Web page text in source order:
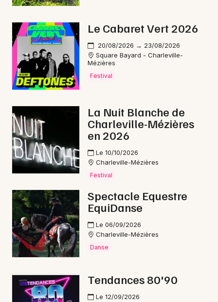
Rap dans le Grand Est
Artistes en tournée
Actus à Givet
Magazine à Givet
08 - Ardennes
Choisir mes départements
Le Cabaret Vert 2026
20/08/2026 → 23/08/2026
Square Bayard - Charleville-
Mézières
Festival
La Nuit Blanche de
Charleville-Mézières
en 2026
Le 10/10/2026
Charleville-Mézières
Festival
Spectacle Equestre
EquiDanse
Le 06/09/2026
Charleville-Mézières
Danse
Tendances 80'90
Le 12/09/2026